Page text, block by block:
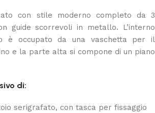
con stile moderno completo da 3
guide scorrevoli in metallo. L’interno
è occupato da una vaschetta per il
e la parte alta si compone di un piano
di:
serigrafato, con tasca per fissaggio